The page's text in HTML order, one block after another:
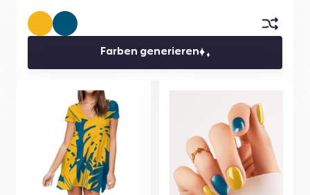
Farben generieren